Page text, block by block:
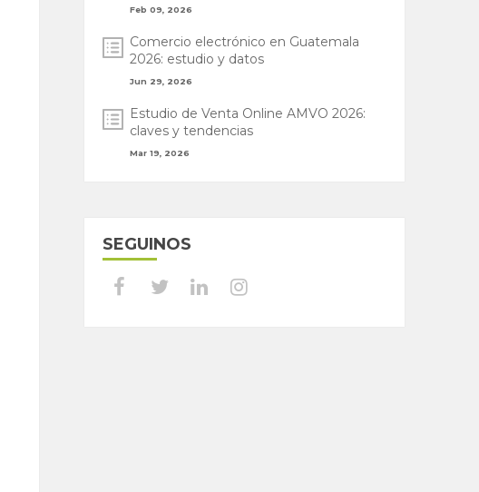
Feb 09, 2026
Comercio electrónico en Guatemala
2026: estudio y datos
Jun 29, 2026
Estudio de Venta Online AMVO 2026:
claves y tendencias
Mar 19, 2026
SEGUINOS